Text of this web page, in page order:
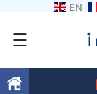
EN
☰